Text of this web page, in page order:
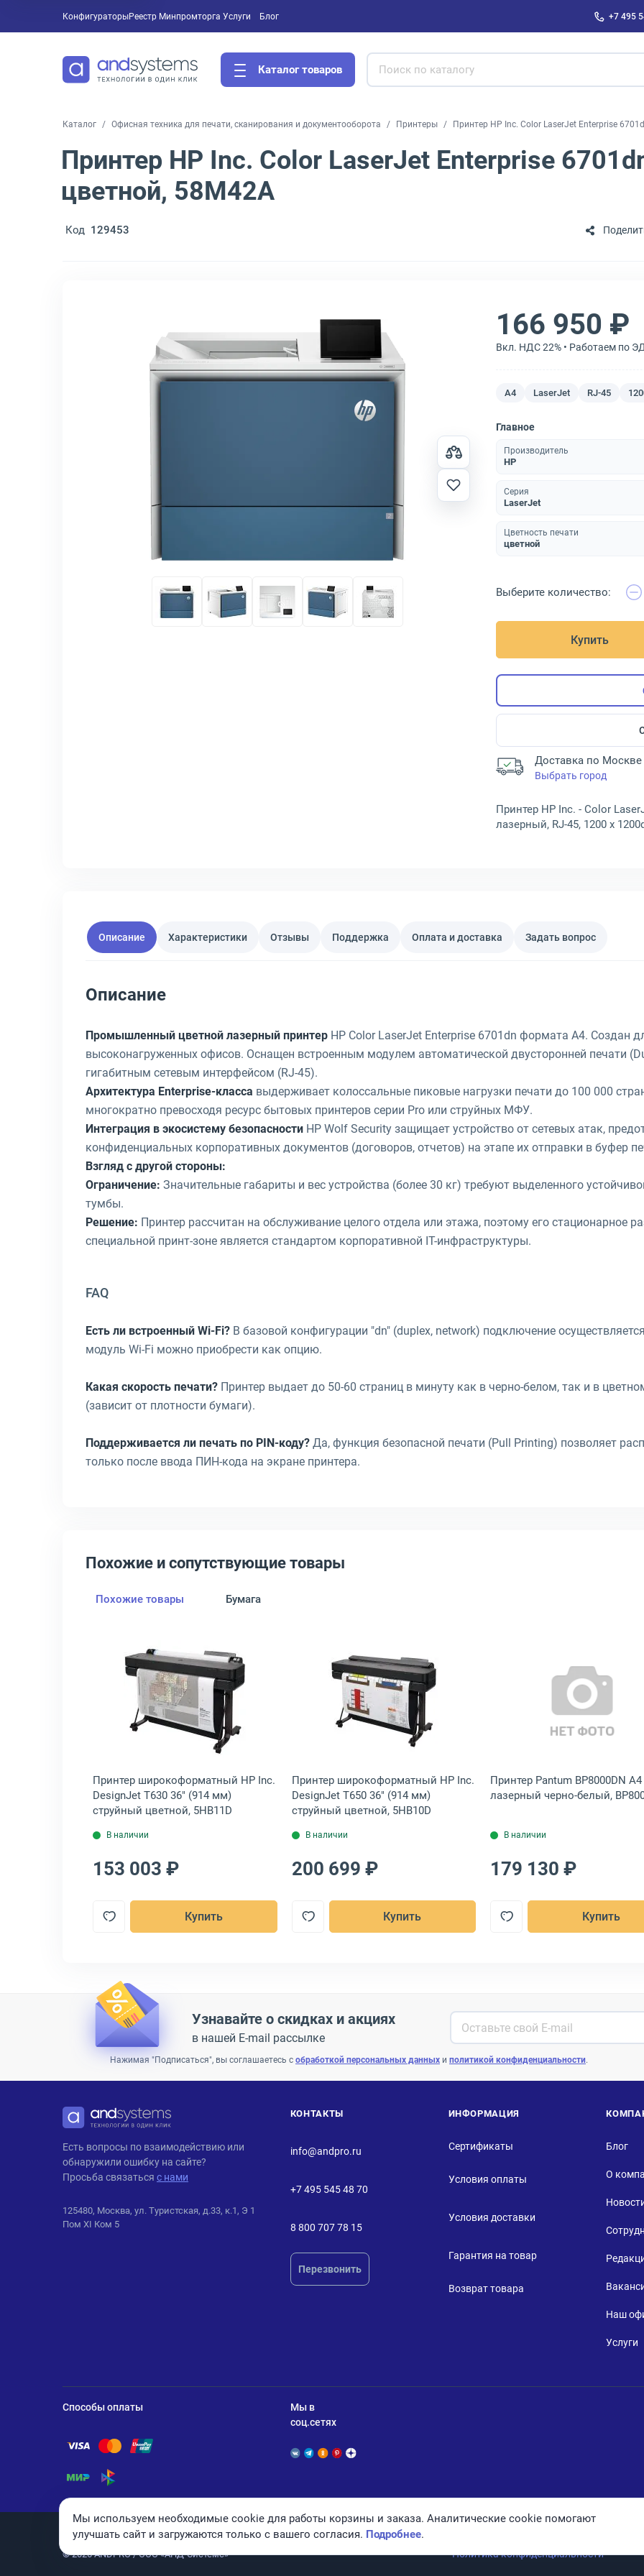
Конфигураторы Услуги
Реестр Минпромторга Блог +7 495
Каталог товаров
Каталог Офисная техника для печати, сканирования и документооборота Принтеры Принтер HP Inc. Color LaserJet Enterprise
Принтер HP Inc. Color LaserJet Enterprise
цветной, 58M42A
Код 129453
166 950 ₽
Вкл. НДС 22% • Работаем по
A4 LaserJet RJ-45
Главное
Производитель
HP
Серия
LaserJet
Цветность печати
цветной
Выберите количество:
Купить
Доставка по Москве
Выбрать город
Принтер HP Inc. - Color
лазерный, RJ-45, 1200 x
Описание Характеристики Отзывы Поддержка Оплата и доставка Задать вопрос
Описание
Промышленный цветной лазерный принтер HP Color LaserJet Enterprise 6701dn формата А4. Создан
высоконагруженных офисов. Оснащен встроенным модулем автоматической двусторонней печати
гигабитным сетевым интерфейсом (RJ-45).
Архитектура Enterprise-класса выдерживает колоссальные пиковые нагрузки печати до 100 000
многократно превосходя ресурс бытовых принтеров серии Pro или струйных МФУ.
Интеграция в экосистему безопасности HP Wolf Security защищает устройство от сетевых атак,
конфиденциальных корпоративных документов (договоров, отчетов) на этапе их отправки в буфер
Взгляд с другой стороны:
Ограничение: Значительные габариты и вес устройства (более 30 кг) требуют выделенного
тумбы.
Решение: Принтер рассчитан на обслуживание целого отдела или этажа, поэтому его стационарное
специальной принт-зоне является стандартом корпоративной IT-инфраструктуры.
FAQ
Есть ли встроенный Wi-Fi? В базовой конфигурации "dn" (duplex, network) подключение
модуль Wi-Fi можно приобрести как опцию.
Какая скорость печати? Принтер выдает до 50-60 страниц в минуту как в черно-белом, так и в
(зависит от плотности бумаги).
Поддерживается ли печать по PIN-коду? Да, функция безопасной печати (Pull Printing) позволяет
только после ввода ПИН-кода на экране принтера.
Похожие и сопутствующие товары
Похожие товары Бумага
CP5225n A3 лазерный цветной, CE711A
товар: Принтер HP Inc. LaserJet Enterprise 700 M712dn A3 лазерный черно-белый, CF236A
Открыть товар: Принтер широкоформатный HP Inc. DesignJet T630 36" (914 мм) струйный
Принтер широкоформатный HP Inc.
DesignJet T630 36" (914 мм)
струйный цветной, 5HB11D
В наличии
153 003 ₽
Купить
Открыть товар: Принтер широкоформатный HP Inc.
Принтер широкоформатный HP Inc.
DesignJet T650 36" (914 мм)
струйный цветной, 5HB10D
В наличии
200 699 ₽
Купить
Открыть
Принтер Pantum BP8000DN A4
лазерный черно-белый,
В наличии
179 130 ₽
Купить
Узнавайте о скидках и акциях
в нашей E-mail рассылке
Нажимая "Подписаться", вы соглашаетесь с обработкой персональных данных и политикой конфиденциальности.
ANDPRO
Есть вопросы по взаимодействию или
обнаружили ошибку на сайте?
Просьба связаться с нами
125480, Москва, ул. Туристская, д.33, к.1, Э 1
Пом XI Ком 5
КОНТАКТЫ
info@andpro.ru
+7 495 545 48 70
8 800 707 78 15
Перезвонить
ИНФОРМАЦИЯ
Сертификаты
Условия оплаты
Условия доставки
Гарантия на товар
Возврат товара
Блог
О
Наш
Услуги
Способы оплаты
Помощь по оплате Visa
Помощь по оплате Mastercard
Помощь по оплате UnionPay
Помощь по оплате Мир
Помощь по оплате СБП
Мы в
соц.сетях
© 2026 ANDPRO / ООО «АНД-Системс» Политика конфиденциальности
Мы используем необходимые cookie для работы корзины и заказа. Аналитические cookie помогают
улучшать сайт и загружаются только с вашего согласия. Подробнее.